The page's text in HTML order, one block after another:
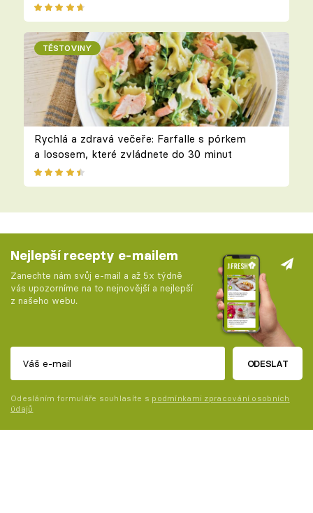
TĚSTOVINY
Rychlá a zdravá večeře: Farfalle s pórkem
a lososem, které zvládnete do 30 minut
Nejlepší recepty e-mailem
Zanechte nám svůj e-mail a až 5x týdně
vás upozorníme na to nejnovější a nejlepší
z našeho webu.
ODESLAT
Odesláním formuláře souhlasíte s podmínkami zpracování osobních
údajů